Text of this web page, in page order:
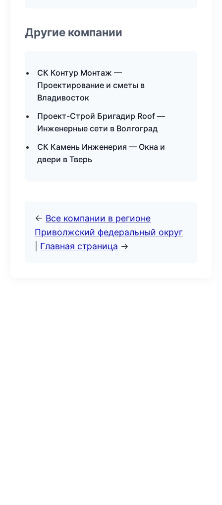
Другие компании
СК Контур Монтаж —
Проектирование и сметы в
Владивосток
Проект-Строй Бригадир Roof —
Инженерные сети в Волгоград
СК Камень Инженерия — Окна и
двери в Тверь
← Все компании в регионе
Приволжский федеральный округ
Главная страница →